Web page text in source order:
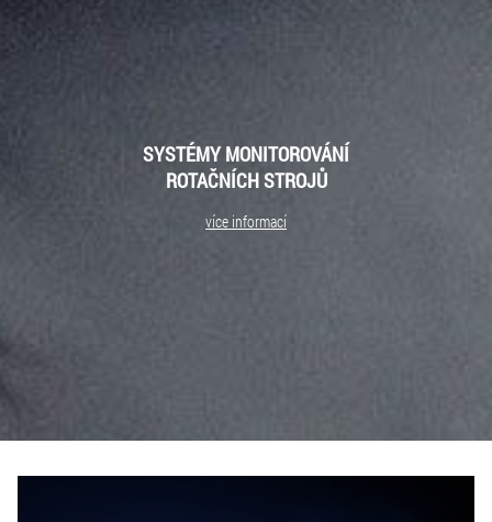
SYSTÉMY MONITOROVÁNÍ
ROTAČNÍCH STROJŮ
více informací